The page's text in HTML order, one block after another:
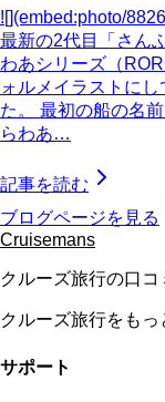
![](embed:photo/
最新の2代目「さん
わあシリーズ（
ォルメイラストに
た。 最初の船の名
らわあ…
記事を読む
ブログページを見る
Cruisemans
クルーズ旅行の口コ
クルーズ旅行をもっ
サポート